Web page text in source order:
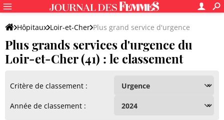
Hôpitaux Loir-et-Cher Plus grand service d'urgence
Plus grands services d'urgence du
Loir-et-Cher (41) : le classement
Critère de classement :
Année de classement :